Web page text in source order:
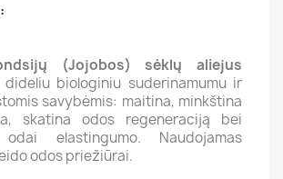
(Jojobos) sėklų aliejus
biologiniu suderinamumu ir
savybėmis: maitina, minkština
skatina odos regeneraciją bei
elastingumo. Naudojamas
odos priežiūrai.